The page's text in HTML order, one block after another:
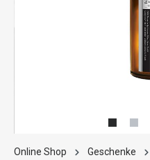
Online Shop Geschenke